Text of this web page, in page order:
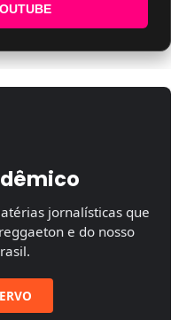
jornalísticas que
e do nosso